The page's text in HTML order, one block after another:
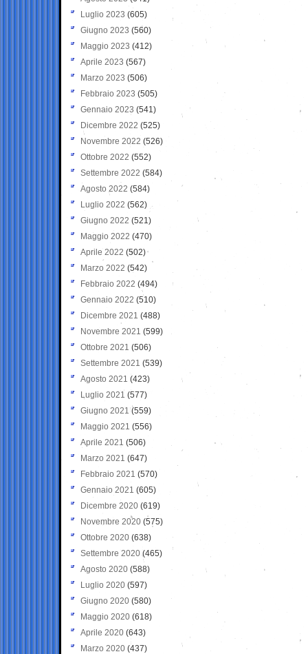
Luglio 2023 (605)
Giugno 2023 (560)
Maggio 2023 (412)
Aprile 2023 (567)
Marzo 2023 (506)
Febbraio 2023 (505)
Gennaio 2023 (541)
Dicembre 2022 (525)
Novembre 2022 (526)
Ottobre 2022 (552)
Settembre 2022 (584)
Agosto 2022 (584)
Luglio 2022 (562)
Giugno 2022 (521)
Maggio 2022 (470)
Aprile 2022 (502)
Marzo 2022 (542)
Febbraio 2022 (494)
Gennaio 2022 (510)
Dicembre 2021 (488)
Novembre 2021 (599)
Ottobre 2021 (506)
Settembre 2021 (539)
Agosto 2021 (423)
Luglio 2021 (577)
Giugno 2021(559)
Maggio 2021 (556)
Aprile 2021 (506)
Marzo 2021 (647)
Febbraio 2021 (570)
Gennaio 2021 (605)
Dicembre 2020 (619)
Novembre 2020 (575)
Ottobre 2020 (638)
Settembre 2020(465)
Agosto 2020 (588)
Luglio 2020 (597)
Giugno 2020 (580)
Maggio 2020 (618)
Aprile 2020 (643)
Marzo 2020 (437)